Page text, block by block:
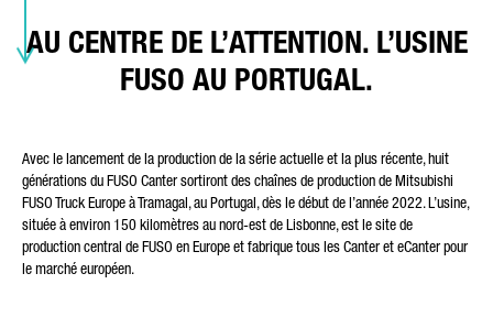
VOTRE MESSAGE (FACULTATIF)
AU CENTRE DE L’ATTENTION. L’USINE
FUSO AU PORTUGAL.
Avec le lancement de la production de la série actuelle et la plus récente, huit
générations du FUSO Canter sortiront des chaînes de production de Mitsubishi
FUSO Truck Europe à Tramagal, au Portugal, dès le début de l’année 2022. L’usine,
située à environ 150 kilomètres au nord-est de Lisbonne, est le site de
production central de FUSO en Europe et fabrique tous les Canter et eCanter pour
le marché européen.